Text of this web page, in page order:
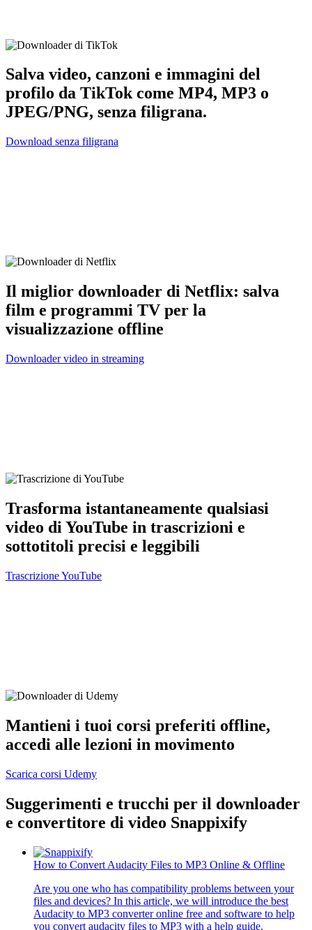
Salva video, canzoni e immagini del
profilo da TikTok come MP4, MP3 o
JPEG/PNG, senza filigrana.
Download senza filigrana
Il miglior downloader di Netflix: salva
film e programmi TV per la
visualizzazione offline
Downloader video in streaming
Trasforma istantaneamente qualsiasi
video di YouTube in trascrizioni e
sottotitoli precisi e leggibili
Trascrizione YouTube
Mantieni i tuoi corsi preferiti offline,
accedi alle lezioni in movimento
Scarica corsi Udemy
Suggerimenti e trucchi per il downloader
e convertitore di video Snappixify
How to Convert Audacity Files to MP3 Online & Offline
Are you one who has compatibility problems between your
files and devices? In this article, we will introduce the best
Audacity to MP3 converter online free and software to help
you convert audacity files to MP3 with a help guide.